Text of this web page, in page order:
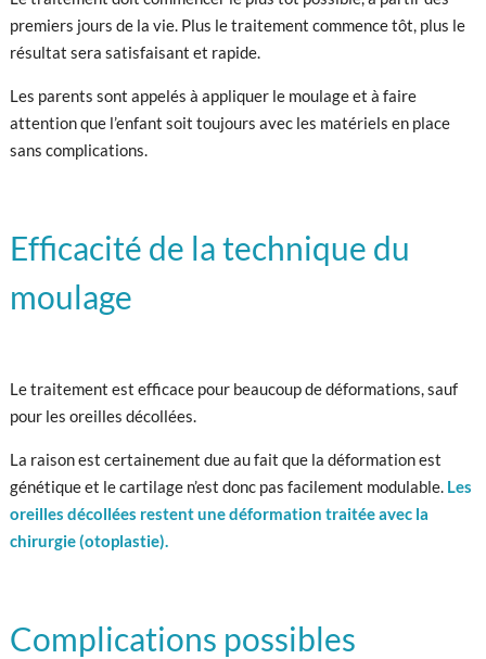
premiers jours de la vie. Plus le traitement commence tôt, plus le
résultat sera satisfaisant et rapide.
Les parents sont appelés à appliquer le moulage et à faire
attention que l’enfant soit toujours avec les matériels en place
sans complications.
Efficacité de la technique du
moulage
Le traitement est efficace pour beaucoup de déformations, sauf
pour les oreilles décollées.
La raison est certainement due au fait que la déformation est
génétique et le cartilage n’est donc pas facilement modulable. Les
oreilles décollées restent une déformation traitée avec la
chirurgie (otoplastie).
Complications possibles